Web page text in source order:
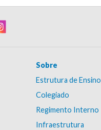
Sobre
Estrutura de Ensino
Colegiado
Regimento Interno
Infraestrutura